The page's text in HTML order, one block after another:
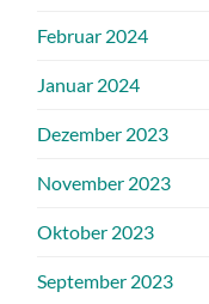
Februar 2024
Januar 2024
Dezember 2023
November 2023
Oktober 2023
September 2023